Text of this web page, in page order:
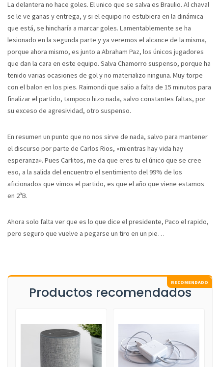
La delantera no hace goles. El unico que se salva es Braulio. Al chaval
se le ve ganas y entrega, y si el equipo no estubiera en la dinámica
que está, se hincharía a marcar goles. Lamentablemente se ha
lesionado en la segunda parte y ya veremos el alcance de la misma,
porque ahora mismo, es junto a Abraham Paz, los únicos jugadores
que dan la cara en este equipo. Salva Chamorro suspenso, porque ha
tenido varias ocasiones de gol y no materializo ninguna. Muy torpe
con el balon en los pies. Raimondi que salio a falta de 15 minutos para
finalizar el partido, tampoco hizo nada, salvo constantes faltas, por
su exceso de agresividad, otro suspenso.
En resumen un punto que no nos sirve de nada, salvo para mantener
el discurso por parte de Carlos Rios, «mientras hay vida hay
esperanza». Pues Carlitos, me da que eres tu el único que se cree
eso, a la salida del encuentro el sentimiento del 99% de los
aficionados que vimos el partido, es que el año que viene estamos
en 2ªB.
Ahora solo falta ver que es lo que dice el presidente, Paco el rapido,
pero seguro que vuelve a pegarse un tiro en un pie…
Productos recomendados